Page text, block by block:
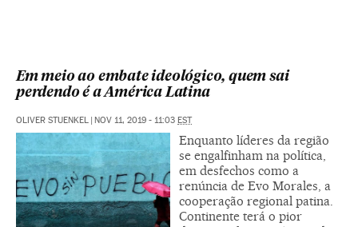
Em meio ao embate ideológico, quem sai
perdendo é a América Latina
OLIVER STUENKEL | NOV 11, 2019 - 11:03 EST
Enquanto líderes da região
se engalfinham na política,
em desfechos como a
renúncia de Evo Morales, a
cooperação regional patina.
Continente terá o pior